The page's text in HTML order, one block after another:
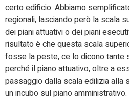
certo edificio. Abbiamo
regionali, lasciando però la scala
dei piani attuativi o dei piani
risultato è che questa scala
fosse la peste, ce lo dicono tante
perché il piano attuativo, oltre a
passaggio dalla scala edilizia alla
un incubo sul piano amministrativo.